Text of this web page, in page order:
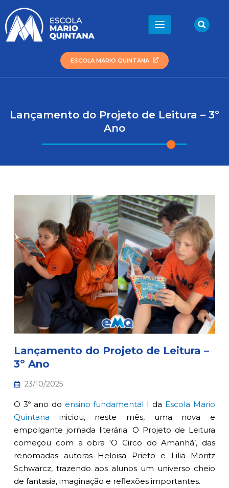
para
conteúdo
ESCOLA MARIO QUINTANA
Lançamento do Projeto de Leitura – 3º
Ano
Lançamento do Projeto de Leitura –
3º Ano
23/10/2025
O 3º ano do ensino fundamental I da Escola Mario
Quintana iniciou, neste mês, uma nova e
empolgante jornada literária. O Projeto de Leitura
começou com a obra ‘O Circo do Amanhã’, das
renomadas autoras Heloisa Prieto e Lilia Moritz
Schwarcz, trazendo aos alunos um universo cheio
de fantasia, imaginação e reflexões importantes.